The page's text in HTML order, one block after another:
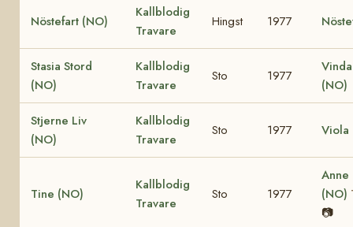
Nöstefart (NO)
Kallblodig
Travare
Hingst 1977
Stasia Stord
(NO)
Kallblodig
Travare
Sto 1977
(NO)
Stjerne Liv
(NO)
Kallblodig
Travare
Sto 1977 Viola
Tine (NO)
Kallblodig
Travare
Sto 1977
Anne
(NO)
📷